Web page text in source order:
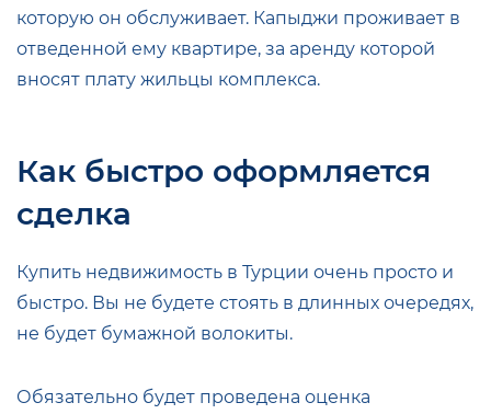
которую он обслуживает. Капыджи проживает в
отведенной ему квартире, за аренду которой
вносят плату жильцы комплекса.
Как быстро оформляется
сделка
Купить недвижимость в Турции очень просто и
быстро. Вы не будете стоять в длинных очередях,
не будет бумажной волокиты.
Обязательно будет проведена оценка